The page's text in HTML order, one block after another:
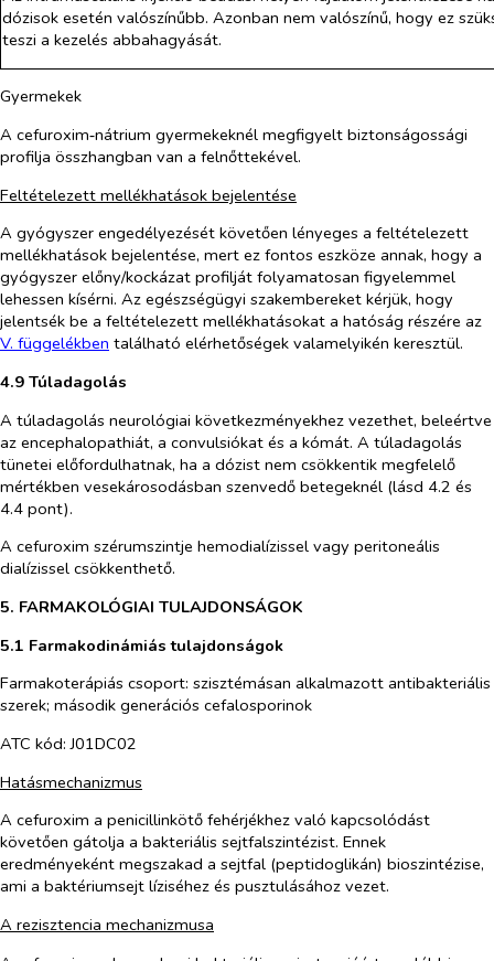
dózisok esetén valószínűbb. Azonban nem valószínű, hogy ez
teszi a kezelés abbahagyását.
Gyermekek
A cefuroxim‑nátrium gyermekeknél megfigyelt biztonságossági
profilja összhangban van a felnőttekével.
Feltételezett mellékhatások bejelentése
A gyógyszer engedélyezését követően lényeges a feltételezett
mellékhatások bejelentése, mert ez fontos eszköze annak, hogy a
gyógyszer előny/kockázat profilját folyamatosan figyelemmel
lehessen kísérni. Az egészségügyi szakembereket kérjük, hogy
jelentsék be a feltételezett mellékhatásokat a hatóság részére az
V. függelékben található elérhetőségek valamelyikén keresztül.
4.9 Túladagolás
A túladagolás neurológiai következményekhez vezethet, beleértve
az encephalopathiát, a convulsiókat és a kómát. A túladagolás
tünetei előfordulhatnak, ha a dózist nem csökkentik megfelelő
mértékben vesekárosodásban szenvedő betegeknél (lásd 4.2 és
4.4 pont).
A cefuroxim szérumszintje hemodialízissel vagy peritoneális
dialízissel csökkenthető.
5. FARMAKOLÓGIAI TULAJDONSÁGOK
5.1 Farmakodinámiás tulajdonságok
Farmakoterápiás csoport: szisztémásan alkalmazott antibakteriális
szerek; második generációs cefalosporinok
ATC kód: J01DC02
Hatásmechanizmus
A cefuroxim a penicillinkötő fehérjékhez való kapcsolódást
követően gátolja a bakteriális sejtfalszintézist. Ennek
eredményeként megszakad a sejtfal (peptidoglikán) bioszintézise,
ami a baktériumsejt líziséhez és pusztulásához vezet.
A rezisztencia mechanizmusa